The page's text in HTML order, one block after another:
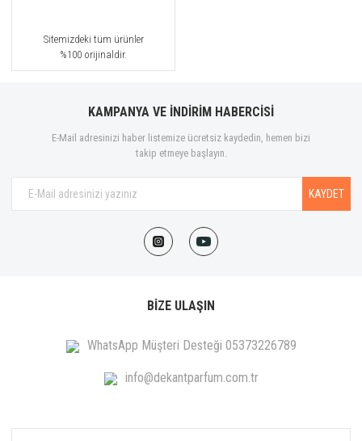
Sitemizdeki tüm ürünler
%100 orijinaldir.
KAMPANYA VE İNDİRİM HABERCİSİ
E-Mail adresinizi haber listemize ücretsiz kaydedin, hemen bizi
takip etmeye başlayın.
KAYDET
BİZE ULAŞIN
WhatsApp Müşteri Desteği 05373226789
info@dekantparfum.com.tr